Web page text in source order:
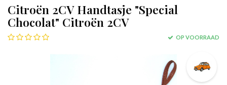
Citroën 2CV Handtasje "Special
Chocolat" Citroën 2CV
OP VOORRAAD